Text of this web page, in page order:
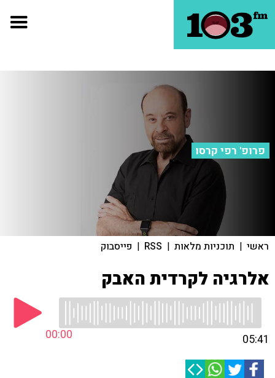
פרופ' רפי קרסו
ראשי | תוכניות מלאות |
RSS
| פייסבוק
אלרגיה לקרדית האבק
00:00 05:41